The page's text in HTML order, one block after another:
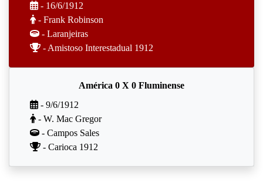
- 16/6/1912
- Frank Robinson
- Laranjeiras
- Amistoso Interestadual 1912
América 0 X 0 Fluminense
- 9/6/1912
- W. Mac Gregor
- Campos Sales
- Carioca 1912